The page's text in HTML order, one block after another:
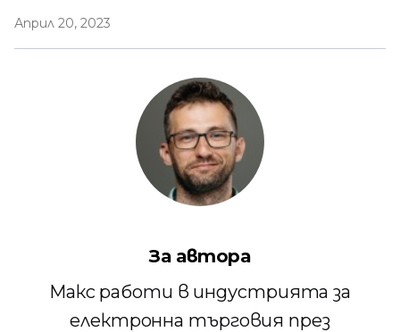
Април 20, 2023
За автора
Макс работи в индустрията за
електронна търговия през